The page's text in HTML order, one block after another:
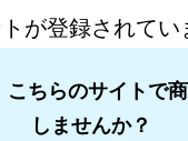
が登録されてい
こちらのサイトで
しませんか？